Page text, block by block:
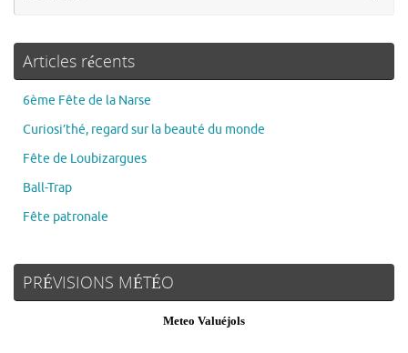
Articles récents
6ème Fête de la Narse
Curiosi’thé, regard sur la beauté du monde
Fête de Loubizargues
Ball-Trap
Fête patronale
PRÉVISIONS MÉTÉO
Meteo Valuéjols